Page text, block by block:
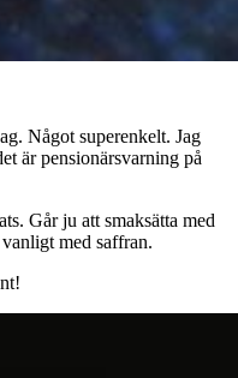
Något superenkelt. Jag
är pensionärsvarning på
Går ju att smaksätta med
med saffran.